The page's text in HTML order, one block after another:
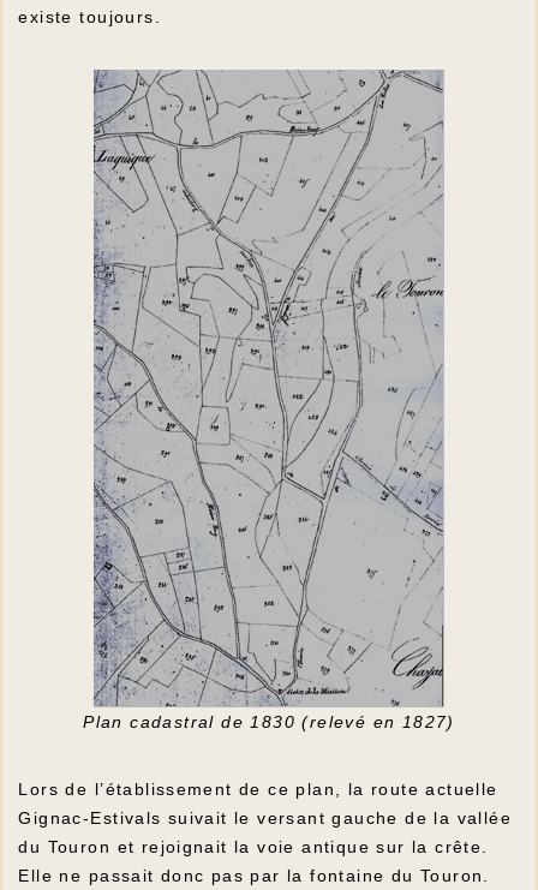
existe toujours.
Plan cadastral de 1830 (relevé en 1827)
Lors de l’établissement de ce plan, la route actuelle
Gignac-Estivals suivait le versant gauche de la vallée
du Touron et rejoignait la voie antique sur la crête.
Elle ne passait donc pas par la fontaine du Touron.